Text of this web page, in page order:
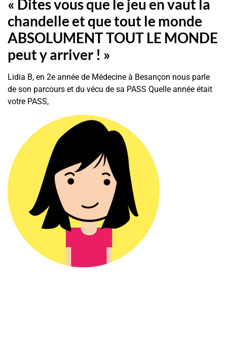
« Dites vous que le jeu en vaut la
chandelle et que tout le monde
ABSOLUMENT TOUT LE MONDE
peut y arriver ! »
Lidia B, en 2e année de Médecine à Besançon nous parle
de son parcours et du vécu de sa PASS Quelle année était
votre PASS,